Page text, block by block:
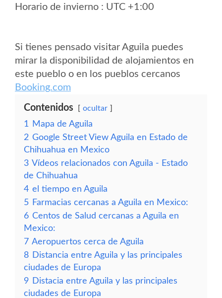
Horario de invierno : UTC +1:00
Si tienes pensado visitar Aguila puedes
mirar la disponibilidad de alojamientos en
este pueblo o en los pueblos cercanos
Booking.com
Contenidos ocultar
1
Mapa de Aguila
2 Google Street View Aguila en Estado de
Chihuahua en Mexico
3 Vídeos relacionados con Aguila - Estado
de Chihuahua
4 el tiempo en Aguila
5 Farmacias cercanas a Aguila en Mexico:
6 Centos de Salud cercanas a Aguila en
Mexico:
7 Aeropuertos cerca de Aguila
8 Distancia entre Aguila y las principales
ciudades de Europa
9 Distacia entre Aguila y las principales
ciudades de Europa